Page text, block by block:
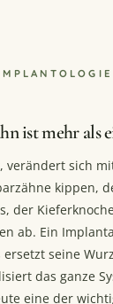
ist mehr als
verändert sich
kippen,
der
ab. Ein
seine
das ganze
eine der